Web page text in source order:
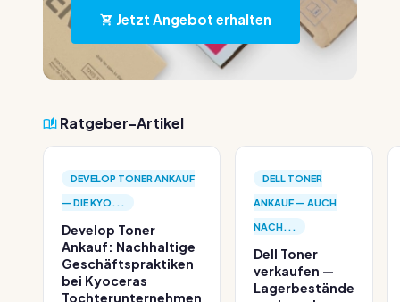
Jetzt Angebot erhalten
Ratgeber-Artikel
DEVELOP TONER ANKAUF
— DIE KYO...
Develop Toner
Ankauf: Nachhaltige
Geschäftspraktiken
bei Kyoceras
Tochterunternehmen
DELL TONER
ANKAUF — AUCH
NACH...
Dell Toner
verkaufen —
Lagerbestände